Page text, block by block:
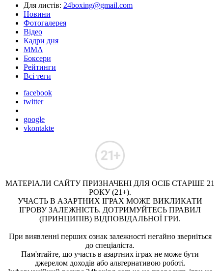
Для листів: 24boxing@gmail.com
Новини
Фотогалерея
Відео
Кадри дня
ММА
Боксери
Рейтинги
Всі теги
facebook
twitter
google
vkontakte
МАТЕРІАЛИ САЙТУ ПРИЗНАЧЕНІ ДЛЯ ОСІБ СТАРШЕ 21
РОКУ (21+).
УЧАСТЬ В АЗАРТНИХ ІГРАХ МОЖЕ ВИКЛИКАТИ
ІГРОВУ ЗАЛЕЖНІСТЬ. ДОТРИМУЙТЕСЬ ПРАВИЛ
(ПРИНЦИПІВ) ВІДПОВІДАЛЬНОЇ ГРИ.
При виявленні перших ознак залежності негайно зверніться
до спеціаліста.
Пам'ятайте, що участь в азартних іграх не може бути
джерелом доходів або альтернативою роботі.